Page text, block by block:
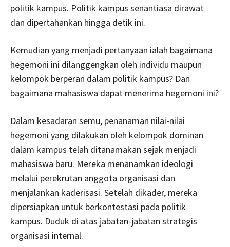
politik kampus. Politik kampus senantiasa dirawat
dan dipertahankan hingga detik ini.
Kemudian yang menjadi pertanyaan ialah bagaimana
hegemoni ini dilanggengkan oleh individu maupun
kelompok berperan dalam politik kampus? Dan
bagaimana mahasiswa dapat menerima hegemoni ini?
Dalam kesadaran semu, penanaman nilai-nilai
hegemoni yang dilakukan oleh kelompok dominan
dalam kampus telah ditanamakan sejak menjadi
mahasiswa baru. Mereka menanamkan ideologi
melalui perekrutan anggota organisasi dan
menjalankan kaderisasi. Setelah dikader, mereka
dipersiapkan untuk berkontestasi pada politik
kampus. Duduk di atas jabatan-jabatan strategis
organisasi internal.